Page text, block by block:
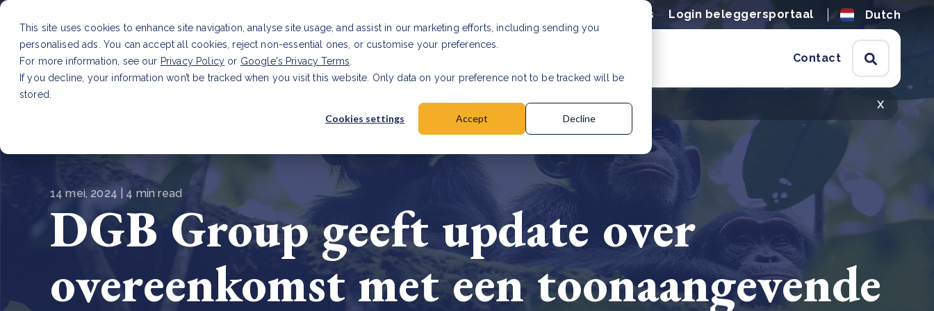
This site uses cookies to enhance site navigation, analyse site usage, and assist in our marketing efforts, including sending you
personalised ads. You can accept all cookies, reject non-essential ones, or customise your preferences.
For more information, see our Privacy Policy or Google's Privacy Terms
If you decline, your information won’t be tracked when you visit this website. Only data on your preference not to be tracked will be
stored.
Cookies settings Accept Decline
Vacatures Login beleggersportaal Dutch
Diensten & Producten Contact
x
CSRD en uw positie als leverancier: wat verandert er in 2026?Lees artikel
14 mei, 2024 | 4 min read
DGB Group geeft update over
overeenkomst met een toonaangevende